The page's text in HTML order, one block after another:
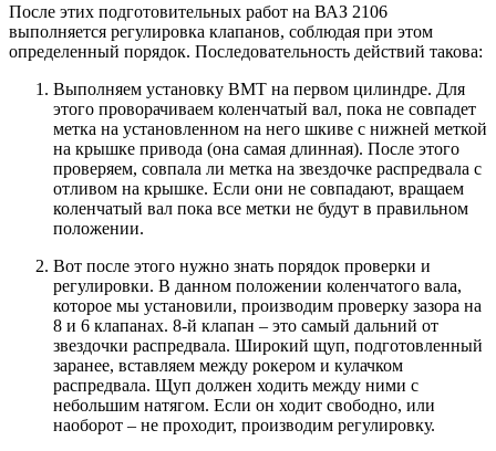
После этих подготовительных работ на ВАЗ 2106
выполняется регулировка клапанов, соблюдая при этом
определенный порядок. Последовательность действий такова:
Выполняем установку ВМТ на первом цилиндре. Для
этого проворачиваем коленчатый вал, пока не совпадет
метка на установленном на него шкиве с нижней меткой
на крышке привода (она самая длинная). После этого
проверяем, совпала ли метка на звездочке распредвала с
отливом на крышке. Если они не совпадают, вращаем
коленчатый вал пока все метки не будут в правильном
положении.
Вот после этого нужно знать порядок проверки и
регулировки. В данном положении коленчатого вала,
которое мы установили, производим проверку зазора на
8 и 6 клапанах. 8-й клапан – это самый дальний от
звездочки распредвала. Широкий щуп, подготовленный
заранее, вставляем между рокером и кулачком
распредвала. Щуп должен ходить между ними с
небольшим натягом. Если он ходит свободно, или
наоборот – не проходит, производим регулировку.